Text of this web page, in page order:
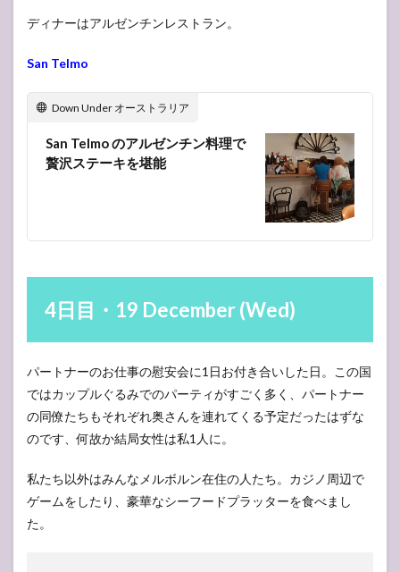
半島ま
町々
11.4
エアー
ウェル
12
12
December
日目・29
(Mon)
15
15
日目・30
December
16
16
日目・31
(Mon)
ディナーはアルゼンチンレストラン。
San Telmo
Down Under オーストラリア
San Telmo のアルゼンチン料理で
贅沢ステーキを堪能
4日目・19 December (Wed)
パートナーのお仕事の慰安会に1日お付き合いした日。この国
ではカップルぐるみでのパーティがすごく多く、パートナー
の同僚たちもそれぞれ奥さんを連れてくる予定だったはずな
のです、何故か結局女性は私1人に。
私たち以外はみんなメルボルン在住の人たち。カジノ周辺で
ゲームをしたり、豪華なシーフードプラッターを食べまし
た。